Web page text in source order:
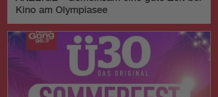
Kino am Olympiasee